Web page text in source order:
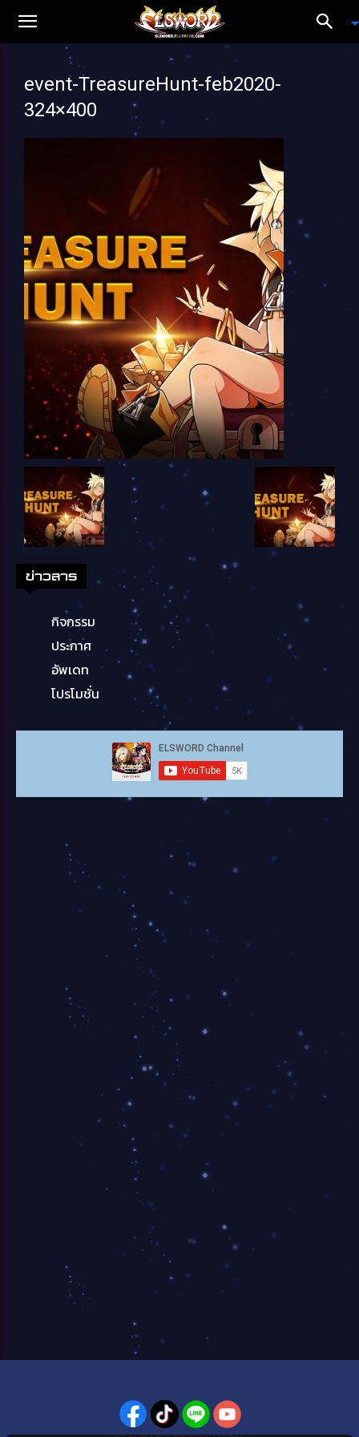
event-TreasureHunt-feb2020-
324×400
ข่าวสาร
กิจกรรม
ประกาศ
อัพเดท
โปรโมชั่น